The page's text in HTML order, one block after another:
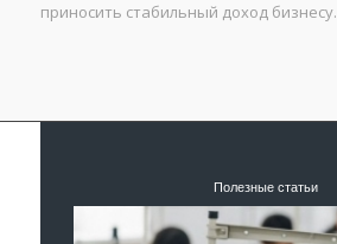
приносить стабильный доход бизнесу.
Полезные статьи